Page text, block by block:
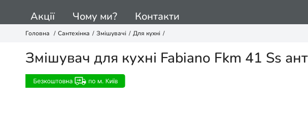
Акції
Чому ми? Контакти
Головна Сантехінка Змішувачі Для кухні
Змішувач для кухні Fabiano Fkm 41 Ss